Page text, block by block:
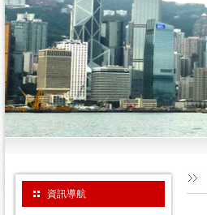
資訊導航